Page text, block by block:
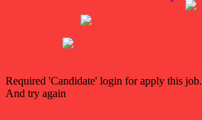
Required 'Candidate' login for apply this job.
And try again